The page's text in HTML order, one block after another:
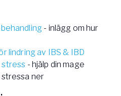
- inlägg om hur
lindring av IBS & IBD
stress - hjälp din mage
ner